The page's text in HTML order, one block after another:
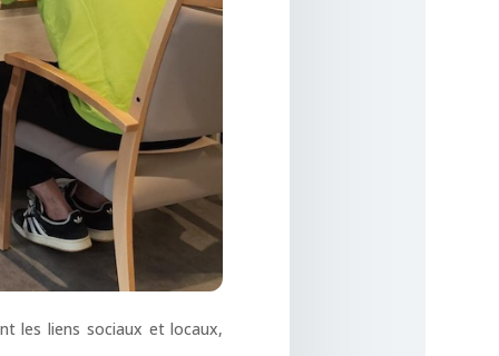
les liens sociaux et locaux,